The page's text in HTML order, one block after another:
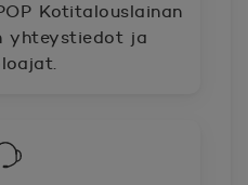
Kotitalouslainan
yhteystiedot ja